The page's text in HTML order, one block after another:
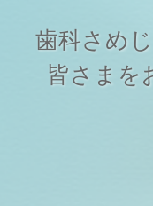
歯科さめ
皆さまを